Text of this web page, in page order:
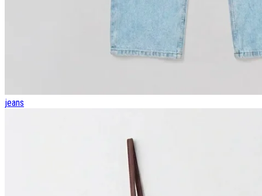
jeans